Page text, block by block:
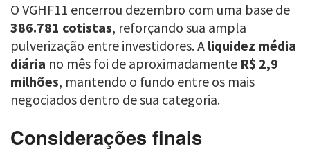
O VGHF11 encerrou dezembro com uma base de
386.781 cotistas, reforçando sua ampla
pulverização entre investidores. A liquidez média
diária no mês foi de aproximadamente R$ 2,9
milhões, mantendo o fundo entre os mais
negociados dentro de sua categoria.
Considerações finais